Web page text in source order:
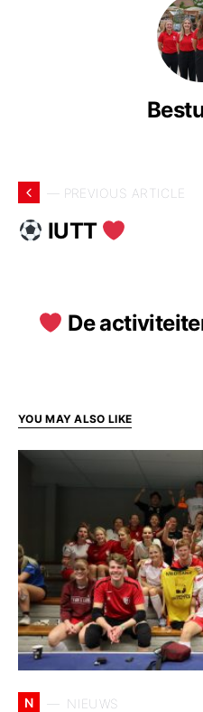
— PREVIOUS ARTICLE
IUTT
De
YOU MAY ALSO LIKE
N NIEUWS